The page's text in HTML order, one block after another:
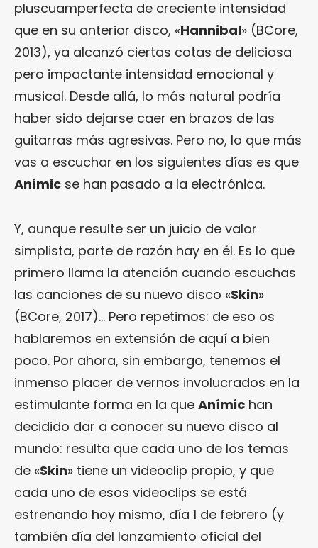
pluscuamperfecta de creciente intensidad
que en su anterior disco, «Hannibal» (BCore,
2013), ya alcanzó ciertas cotas de deliciosa
pero impactante intensidad emocional y
musical. Desde allá, lo más natural podría
haber sido dejarse caer en brazos de las
guitarras más agresivas. Pero no, lo que más
vas a escuchar en los siguientes días es que
Anímic se han pasado a la electrónica.
Y, aunque resulte ser un juicio de valor
simplista, parte de razón hay en él. Es lo que
primero llama la atención cuando escuchas
las canciones de su nuevo disco «Skin»
(BCore, 2017)… Pero repetimos: de eso os
hablaremos en extensión de aquí a bien
poco. Por ahora, sin embargo, tenemos el
inmenso placer de vernos involucrados en la
estimulante forma en la que Anímic han
decidido dar a conocer su nuevo disco al
mundo: resulta que cada uno de los temas
de «Skin» tiene un videoclip propio, y que
cada uno de esos videoclips se está
estrenando hoy mismo, día 1 de febrero (y
también día del lanzamiento oficial del